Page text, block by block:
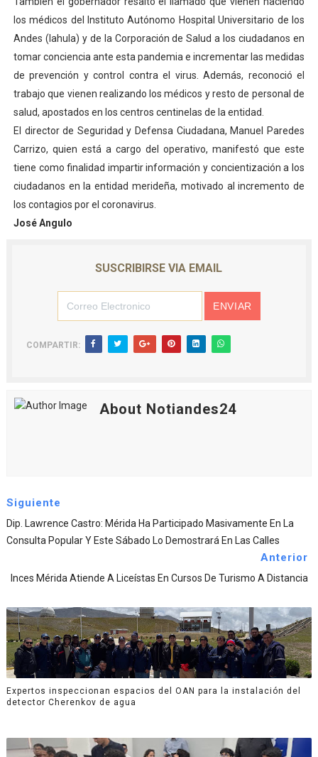
los médicos del Instituto Autónomo Hospital Universitario de los
Andes (Iahula) y de la Corporación de Salud a los ciudadanos en
tomar conciencia ante esta pandemia e incrementar las medidas
de prevención y control contra el virus. Además, reconoció el
trabajo que vienen realizando los médicos y resto de personal de
salud, apostados en los centros centinelas de la entidad.
El director de Seguridad y Defensa Ciudadana, Manuel Paredes
Carrizo, quien está a cargo del operativo, manifestó que este
tiene como finalidad impartir información y concientización a los
ciudadanos en la entidad merideña, motivado al incremento de
los contagios por el coronavirus.
José Angulo
SUSCRIBIRSE VIA EMAIL
COMPARTIR:
About Notiandes24
Siguiente
Dip. Lawrence Castro: Mérida Ha Participado Masivamente En La
Consulta Popular Y Este Sábado Lo Demostrará En Las Calles
Anterior
Inces Mérida Atiende A Liceístas En Cursos De Turismo A Distancia
Expertos inspeccionan espacios del OAN para la instalación del
detector Cherenkov de agua